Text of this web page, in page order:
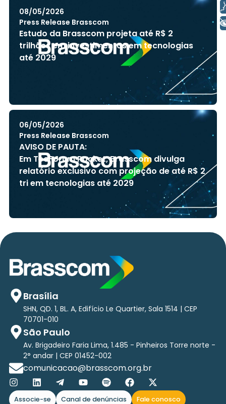
08/05/2026
Press Release Brasscom
Estudo da Brasscom projeta até R$ 2
trilhões em investimentos em tecnologias
até 2029
06/05/2026
Press Release Brasscom
AVISO DE PAUTA:
Em TecForum Pocket, Brasscom divulga
relatório exclusivo com projeção de até R$ 2
tri em tecnologias até 2029
Brasília
SHN, QD. 1, BL. A, Edifício Le Quartier, Sala 1514 | CEP
70701-010
São Paulo
Av. Brigadeiro Faria Lima, 1.485 - Pinheiros Torre norte -
2° andar | CEP 01452-002
comunicacao@brasscom.org.br
Associe-se Canal de denúncias Fale conosco
Voz